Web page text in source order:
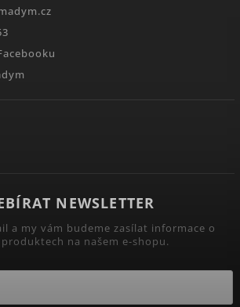
NEWSLETTER
a my vám budeme zasílat informace o
na našem e-shopu.